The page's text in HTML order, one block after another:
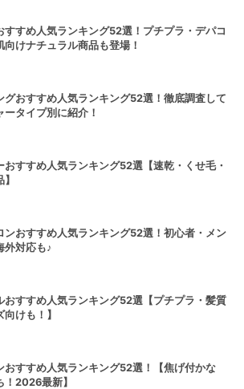
すすめ人気ランキング52選！プチプラ・デパコ
向けナチュラル商品も登場！
グおすすめ人気ランキング52選！徹底調査して
ータイプ別に紹介！
おすすめ人気ランキング52選【速乾・くせ毛・
ンおすすめ人気ランキング52選！初心者・メン
外対応も♪
おすすめ人気ランキング52選【プチプラ・髪質
けも！】
おすすめ人気ランキング52選！【焦げ付かな
！2026最新】